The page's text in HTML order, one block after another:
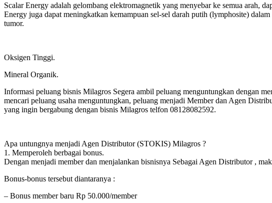
Scalar Energy adalah gelombang elektromagnetik yang menyebar ke semua arah,
Energy juga dapat meningkatkan kemampuan sel-sel darah putih (lymphosite)
tumor.
Oksigen Tinggi.
Mineral Organik.
Informasi peluang bisnis Milagros Segera ambil peluang menguntungkan dengan
mencari peluang usaha menguntungkan, peluang menjadi Member dan Agen
yang ingin bergabung dengan bisnis Milagros telfon 08128082592.
Apa untungnya menjadi Agen Distributor (STOKIS) Milagros ?
1. Memperoleh berbagai bonus.
Dengan menjadi member dan menjalankan bisnisnya Sebagai Agen Distributor ,
Bonus-bonus tersebut diantaranya :
– Bonus member baru Rp 50.000/member